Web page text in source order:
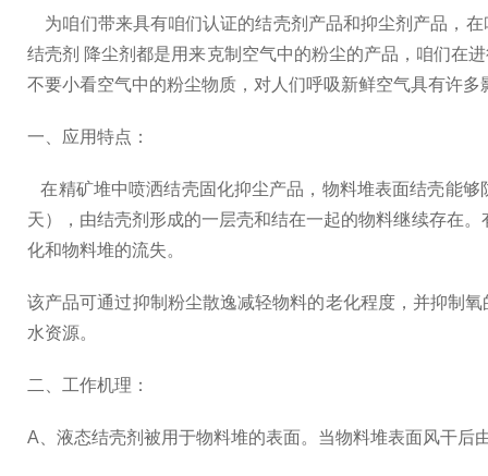
为咱们带来具有咱们认证的结壳剂产品和抑尘剂产品，
结壳剂 降尘剂都是用来克制空气中的粉尘的产品，咱们在
不要小看空气中的粉尘物质，对人们呼吸新鲜空气具有许
一、应用特点：
在精矿堆中喷洒结壳固化抑尘产品，物料堆表面结壳能
天），由结壳剂形成的一层壳和结在一起的物料继续存在
化和物料堆的流失。
该产品可通过抑制粉尘散逸减轻物料的老化程度，并抑制
水资源。
二、工作机理：
A、液态结壳剂被用于物料堆的表面。当物料堆表面风干后